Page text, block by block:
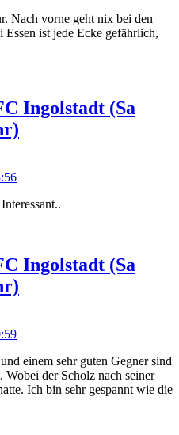
Nach vorne geht nix bei den
Essen ist jede Ecke gefährlich,
Ingolstadt (Sa
Ingolstadt (Sa
einem sehr guten Gegner sind
Wobei der Scholz nach seiner
Ich bin sehr gespannt wie die